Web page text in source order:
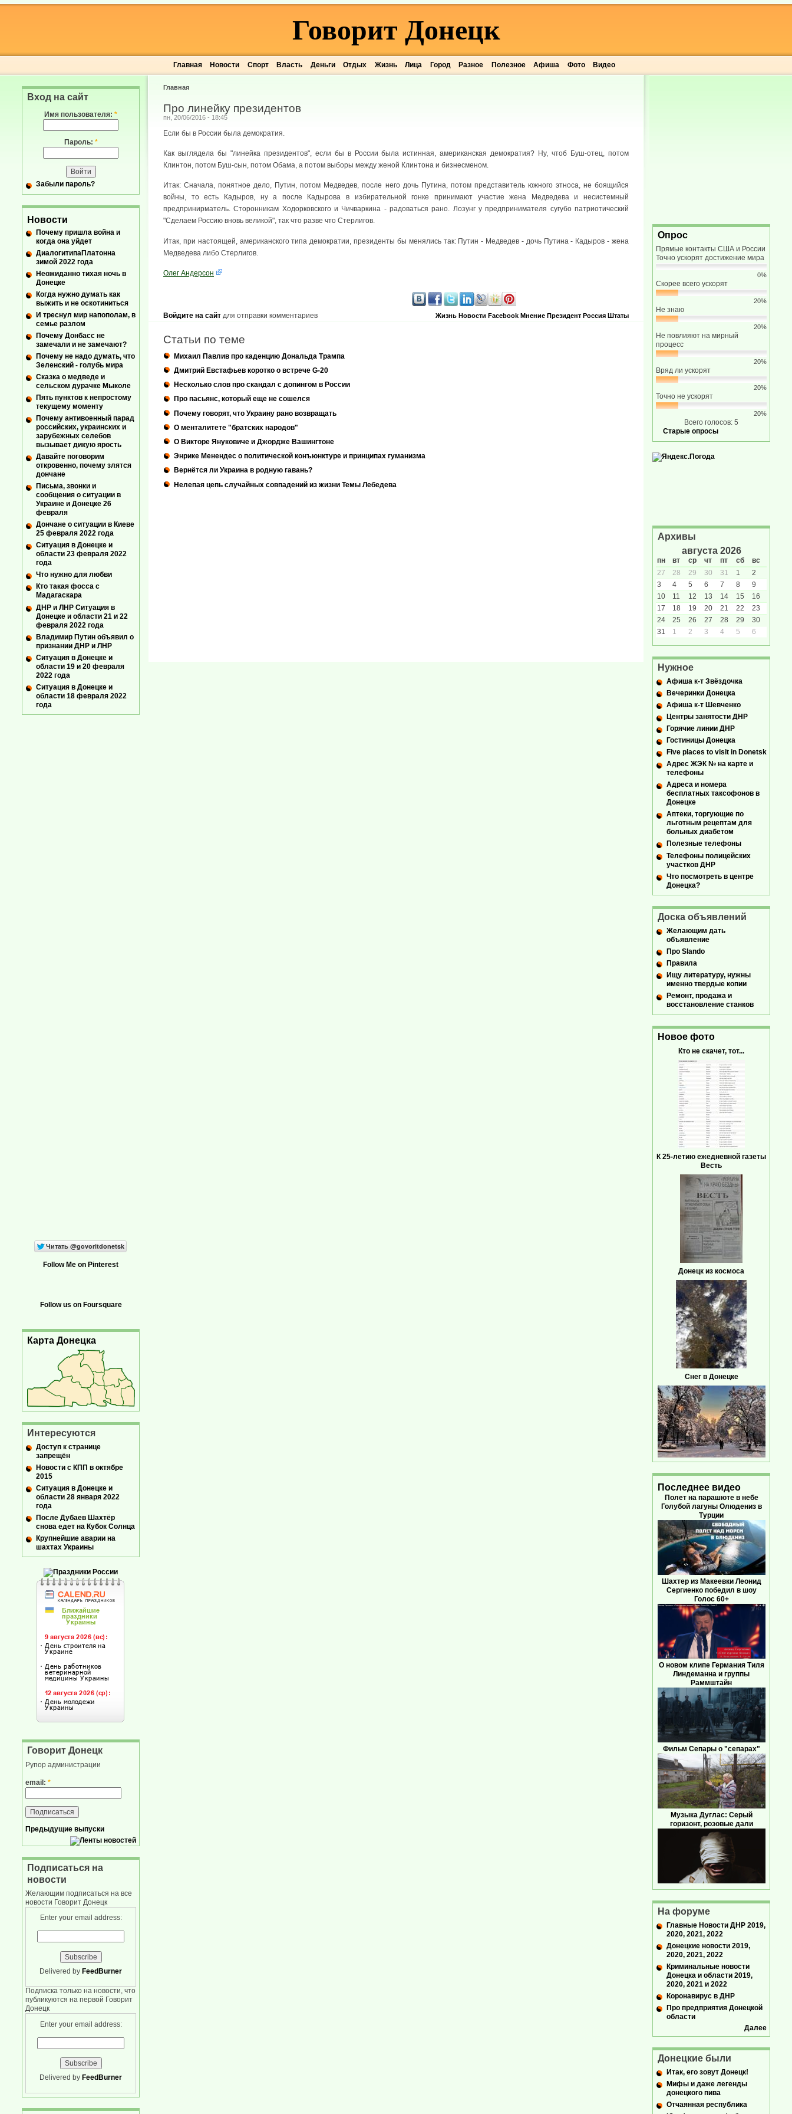
Главная Новости Спорт Власть Деньги Отдых Жизнь Лица Город Разное Полезное Афиша Фото Видео
Говорит Донецк
Главная
Про линейку президентов
пн, 20/06/2016 - 18:45
Если бы в России была демократия.
Как выглядела бы "линейка президентов", если бы в России была истинная, американская демократия? Ну, чтоб Буш-отец, потом
Клинтон, потом Буш-сын, потом Обама, а потом выборы между женой Клинтона и бизнесменом.
Итак: Сначала, понятное дело, Путин, потом Медведев, после него дочь Путина, потом представитель южного этноса, не боящийся
войны, то есть Кадыров, ну а после Кадырова в избирательной гонке принимают участие жена Медведева и несистемный
предпринирматель. Сторонникам Ходорковского и Чичваркина - радоваться рано. Лозунг у предпринимателя сугубо патриотический
"Сделаем Россию вновь великой", так что разве что Стерлигов.
Итак, при настоящей, американского типа демократии, президенты бы менялись так: Путин - Медведев - дочь Путина - Кадыров - жена
Медведева либо Стерлигов.
Олег Андерсон
Жизнь Новости Facebook Мнение Президент Россия Штаты
Войдите на сайт для отправки комментариев
Статьи по теме
Михаил Павлив про каденцию Дональда Трампа
Дмитрий Евстафьев коротко о встрече G-20
Несколько слов про скандал с допингом в России
Про пасьянс, который еще не сошелся
Почему говорят, что Украину рано возвращать
О менталитете "братских народов"
О Викторе Януковиче и Джордже Вашингтоне
Энрике Менендес о политической конъюнктуре и принципах гуманизма
Вернётся ли Украина в родную гавань?
Нелепая цепь случайных совпадений из жизни Темы Лебедева
Вход на сайт
Имя пользователя: *
Пароль: *
Забыли пароль?
Новости
Почему пришла война и
когда она уйдет
ДиалогитипаПлатонна
зимой 2022 года
Неожиданно тихая ночь в
Донецке
Когда нужно думать как
выжить и не оскотиниться
И треснул мир напополам, в
семье разлом
Почему Донбасс не
замечали и не замечают?
Почему не надо думать, что
Зеленский - голубь мира
Сказка о медведе и
сельском дурачке Мыколе
Пять пунктов к непростому
текущему моменту
Почему антивоенный парад
российских, украинских и
зарубежных селебов
вызывает дикую ярость
Давайте поговорим
откровенно, почему злятся
дончане
Письма, звонки и
сообщения о ситуации в
Украине и Донецке 26
февраля
Дончане о ситуации в Киеве
25 февраля 2022 года
Ситуация в Донецке и
области 23 февраля 2022
года
Что нужно для любви
Кто такая фосса с
Мадагаскара
ДНР и ЛНР Ситуация в
Донецке и области 21 и 22
февраля 2022 года
Владимир Путин объявил о
признании ДНР и ЛНР
Ситуация в Донецке и
области 19 и 20 февраля
2022 года
Ситуация в Донецке и
области 18 февраля 2022
года
Follow Me on Pinterest
Follow us on Foursquare
Карта Донецка
Интересуются
Доступ к странице
запрещён
Новости с КПП в октябре
2015
Ситуация в Донецке и
области 28 января 2022
года
После Дубаев Шахтёр
снова едет на Кубок Солнца
Крупнейшие аварии на
шахтах Украины
Говорит Донецк
Рупор администрации
email: *
Предыдущие выпуски
Подписаться на
новости
Желающим подписаться на все
новости Говорит Донецк
Enter your email address:
Delivered by FeedBurner
Подписка только на новости, что
публикуются на первой Говорит
Донецк
Enter your email address:
Delivered by FeedBurner
Опрос
Прямые контакты США и России
Точно ускорят достижение мира
0%
Скорее всего ускорят
20%
Не знаю
20%
Не повлияют на мирный
процесс
20%
Вряд ли ускорят
20%
Точно не ускорят
20%
Всего голосов: 5
Старые опросы
Архивы
августа 2026
пн вт ср чт пт сб
вс
27
28 29 30 31 1
2
3
4 5 6 7 8
9
10
11 12 13 14 15
16
17
18 19 20 21 22
23
24
25 26 27 28 29
30
31
1 2 3 4 5 6
Нужное
Афиша к-т Звёздочка
Вечеринки Донецка
Афиша к-т Шевченко
Центры занятости ДНР
Горячие линии ДНР
Гостиницы Донецка
Five places to visit in Donetsk
Адрес ЖЭК № на карте и
телефоны
Адреса и номера
бесплатных таксофонов в
Донецке
Аптеки, торгующие по
льготным рецептам для
больных диабетом
Полезные телефоны
Телефоны полицейских
участков ДНР
Что посмотреть в центре
Донецка?
Доска объявлений
Желающим дать
объявление
Про Slando
Правила
Ищу литературу, нужны
именно твердые копии
Ремонт, продажа и
восстановление станков
Новое фото
Кто не скачет, тот...
К 25-летию ежедневной газеты
Весть
Донецк из космоса
Снег в Донецке
Последнее видео
Полет на парашюте в небе
Голубой лагуны Олюдениз в
Турции
Шахтер из Макеевки Леонид
Сергиенко победил в шоу
Голос 60+
О новом клипе Германия Тиля
Линдеманна и группы
Раммштайн
Фильм Сепары о "сепарах"
Музыка Дуглас: Серый
горизонт, розовые дали
На форуме
Главные Новости ДНР 2019,
2020, 2021, 2022
Донецкие новости 2019,
2020, 2021, 2022
Криминальные новости
Донецка и области 2019,
2020, 2021 и 2022
Коронавирус в ДНР
Про предприятия Донецкой
области
Далее
Донецкие были
Итак, его зовут Донецк!
Мифы и даже легенды
донецкого пива
Отчаянная республика